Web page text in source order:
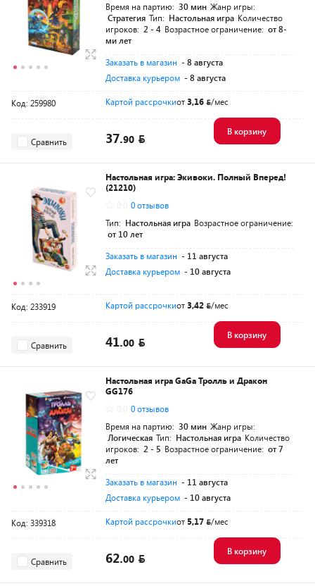
Время на партию: 30 мин Жанр игры:
Стратегия Тип: Настольная игра Количество
игроков: 2 - 4 Возрастное ограничение: от 8-
ми лет
Заказать в магазин - 8 августа
Доставка курьером - 8 августа
Код: 259980 Картой рассрочкиот3,16 /мес
Сравнить 37.90
В корзину
Настольная игра: Экивоки. Полный Вперед!
(21210)
0 отзывов
Тип: Настольная игра Возрастное ограничение:
от 10 лет
Заказать в магазин - 11 августа
Доставка курьером - 10 августа
Код: 233919 Картой рассрочкиот3,42 /мес
Сравнить 41.00
В корзину
Настольная игра GaGa Тролль и Дракон
GG176
0 отзывов
Время на партию: 30 мин Жанр игры:
Логическая Тип: Настольная игра Количество
игроков: 2 - 5 Возрастное ограничение: от 7
лет
Заказать в магазин - 11 августа
Доставка курьером - 10 августа
Код: 339318 Картой рассрочкиот 5,17 /мес
Сравнить 62.00
В корзину